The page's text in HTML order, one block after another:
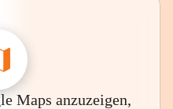
Maps anzuzeigen,